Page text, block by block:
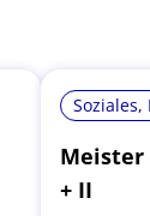
+ II